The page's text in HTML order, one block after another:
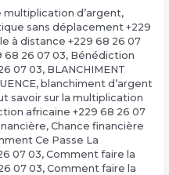
multiplication d’argent,
sans déplacement +229
à distance +229 68 26 07
68 26 07 03, Bénédiction
07 03, BLANCHIMENT
, blanchiment d’argent
savoir sur la multiplication
africaine +229 68 26 07
, Chance financière
Ce Passe La
07 03, Comment faire la
07 03, Comment faire la